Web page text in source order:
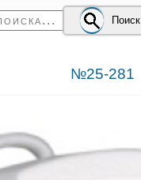
Поиск
№25-281